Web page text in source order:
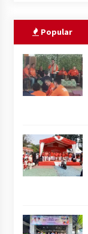
Popular